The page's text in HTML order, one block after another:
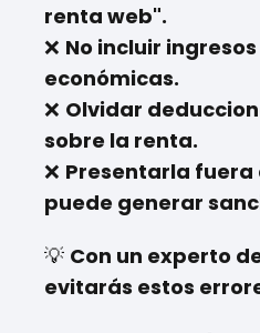
renta web".
❌ No incluir
económicas.
❌ Olvidar
sobre la renta.
❌ Presentarla fuera
puede generar
💡 Con un experto
evitarás estos